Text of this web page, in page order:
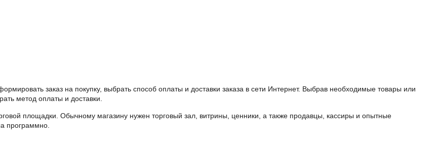
заказ на покупку, выбрать способ оплаты и доставки заказа в сети Интернет. Выбрав необходимые товары или
метод оплаты и доставки.
площадки. Обычному магазину нужен торговый зал, витрины, ценники, а также продавцы, кассиры и опытные
программно.